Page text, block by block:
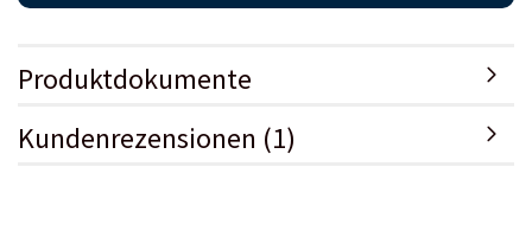
Produktdokumente
Kundenrezensionen (1)